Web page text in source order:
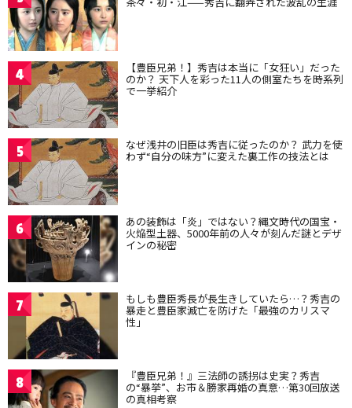
4 【豊臣兄弟！】秀吉は本当に「女狂い」だった
のか？ 天下人を彩った11人の側室たちを時系列
で一挙紹介
5 なぜ浅井の旧臣は秀吉に従ったのか？ 武力を使
わず“自分の味方”に変えた裏工作の技法とは
6 あの装飾は「炎」ではない？縄文時代の国宝・
火焔型土器、5000年前の人々が刻んだ謎とデザ
インの秘密
7 もしも豊臣秀長が長生きしていたら…？秀吉の
暴走と豊臣家滅亡を防げた「最強のカリスマ
性」
8 『豊臣兄弟！』三法師の誘拐は史実？秀吉
の“暴挙”、お市＆勝家再婚の真意…第30回放送
の真相考察